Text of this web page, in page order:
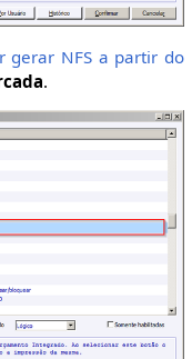
gerar NFS a partir do
.